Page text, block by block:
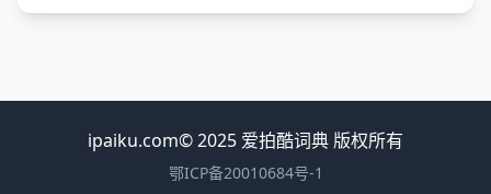
ipaiku.com© 2025 爱拍酷词典 版权所有
鄂ICP备20010684号-1